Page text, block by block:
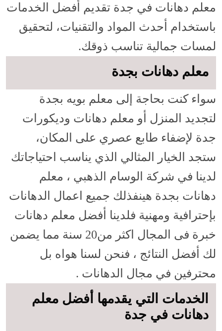
معلم دهانات في جدة تقديم أفضل الخدمات
باستخدام أحدث المواد والتقنيات، لتحقيق
لمسات جمالية تناسب ذوقك.
معلم دهانات بجدة
سواء كنت بحاجة إلى معلم بويه بجدة
لتجديد المنزل أو معلم دهانات وديكورات
جدة لإضفاء طابع عصري على المكان،
ستجد الخيار المثالي الذي يناسب احتياجاتك
لدينا في شركة الوسام الذهبي ، معلم
دهانات بجدة هينفذلك جميع اعمال الدهانات
بإحترافية ومهنية فلدينا أفضل معلم دهانات
خبرة فى المجال اكثر من20 سنة مما يضمن
لك أفضل النتائج ، فنحن لسنا هواه بل
محترفين في مجال الدهانات .
الخدمات التي يقدمها أفضل معلم
دهانات في جدة